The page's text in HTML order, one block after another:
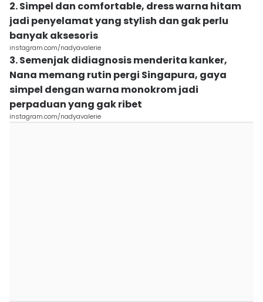
2. Simpel dan comfortable, dress warna hitam
jadi penyelamat yang stylish dan gak perlu
banyak aksesoris
instagram.com/nadyavalerie
3. Semenjak didiagnosis menderita kanker,
Nana memang rutin pergi Singapura, gaya
simpel dengan warna monokrom jadi
perpaduan yang gak ribet
instagram.com/nadyavalerie